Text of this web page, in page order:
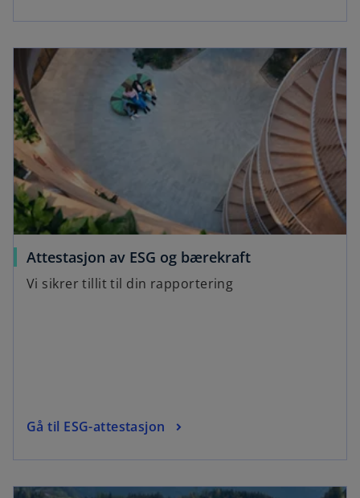
Attestasjon av ESG og bærekraft
Vi sikrer tillit til din rapportering
Gå til ESG-attestasjon